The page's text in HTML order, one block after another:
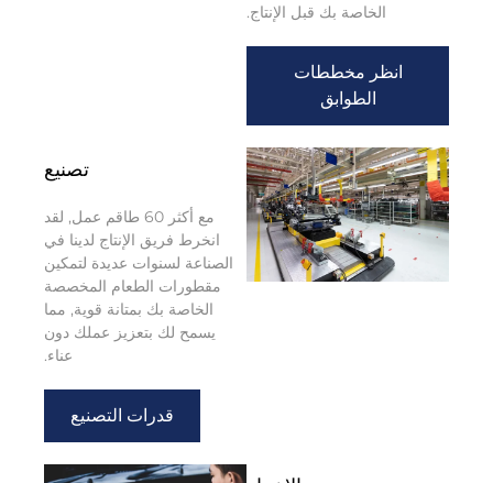
الخاصة بك قبل الإنتاج.
انظر مخططات
الطوابق
تصنيع
مع أكثر 60 طاقم عمل, لقد
انخرط فريق الإنتاج لدينا في
الصناعة لسنوات عديدة لتمكين
مقطورات الطعام المخصصة
الخاصة بك بمتانة قوية, مما
يسمح لك بتعزيز عملك دون
عناء.
قدرات التصنيع